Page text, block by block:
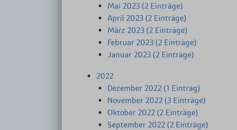
Mai 2023 (2 Einträge)
April 2023 (2 Einträge)
März 2023 (2 Einträge)
Februar 2023 (2 Einträge)
Januar 2023 (2 Einträge)
2022
Dezember 2022 (1 Eintrag)
November 2022 (3 Einträge)
Oktober 2022 (2 Einträge)
September 2022 (2 Einträge)